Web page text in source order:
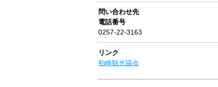
問い合わせ先
電話番号
0257-22-3163
リンク
柏崎観光協会